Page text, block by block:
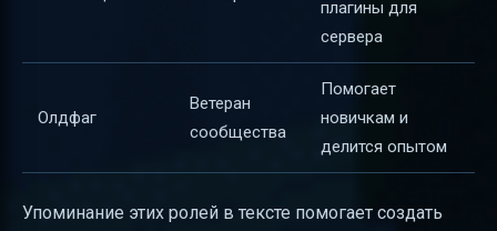
плагины для
сервера
Олдфаг
Ветеран
сообщества
Помогает
новичкам и
делится опытом
Упоминание этих ролей в тексте помогает создать